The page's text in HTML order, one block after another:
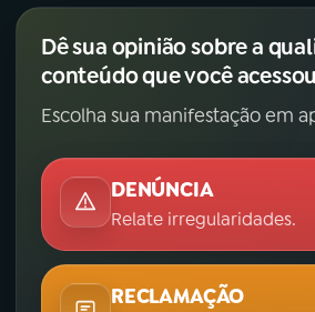
Dê sua opinião sobre a
conteúdo que você
Escolha sua manifestação em
DENÚNCIA
Relate irregularidades.
RECLAMAÇÃO